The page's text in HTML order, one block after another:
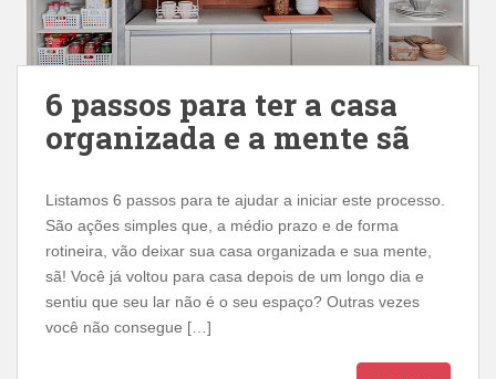
6 passos para ter a casa
organizada e a mente sã
Listamos 6 passos para te ajudar a iniciar este processo.
São ações simples que, a médio prazo e de forma
rotineira, vão deixar sua casa organizada e sua mente,
sã! Você já voltou para casa depois de um longo dia e
sentiu que seu lar não é o seu espaço? Outras vezes
você não consegue […]